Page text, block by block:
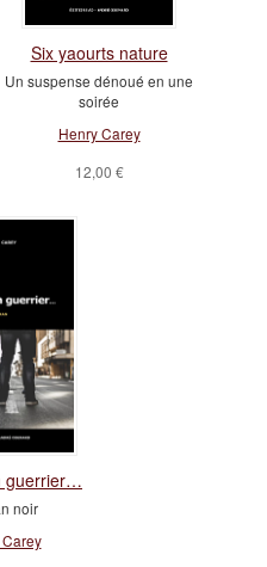
Six yaourts nature
Un suspense dénoué en une
soirée
Henry Carey
12,00 €
guerrier…
noir